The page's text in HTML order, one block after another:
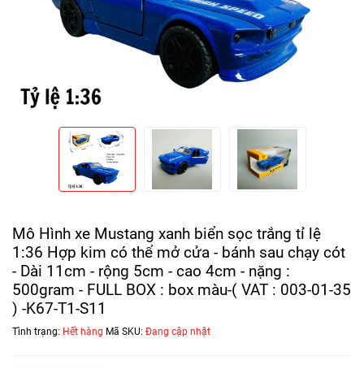
Mô Hình xe Mustang xanh biển sọc trắng tỉ lệ
1:36 Hợp kim có thể mở cửa - bánh sau chạy cót
- Dài 11cm - rộng 5cm - cao 4cm - nặng :
500gram - FULL BOX : box màu-( VAT : 003-01-35
) -K67-T1-S11
Tình trạng: Hết hàng Mã SKU: Đang cập nhật